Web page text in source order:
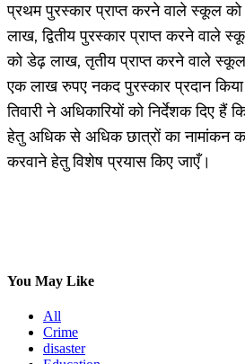
प्रथम पुरस्कार प्राप्त करने वाले स्कूल
लाख, द्वितीय पुरस्कार प्राप्त करने वाले
को डेढ़ लाख, तृतीय प्राप्त करने वाले
एक लाख रुपए नकद पुरस्कार प्रदान
तिवारी ने अधिकारियों को निर्देशक दिए
हेतु अधिक से अधिक छात्रों का नामांकन
करवाने हेतु विशेष प्रयास किए जाएँ।
You May Like
All
Crime
disaster